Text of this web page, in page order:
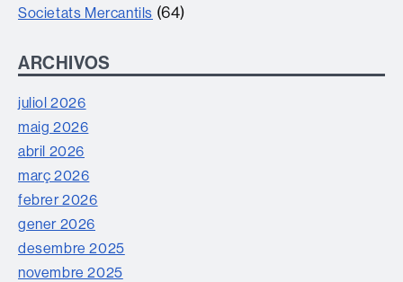
Societats Mercantils (64)
ARCHIVOS
juliol 2026
maig 2026
abril 2026
març 2026
febrer 2026
gener 2026
desembre 2025
novembre 2025